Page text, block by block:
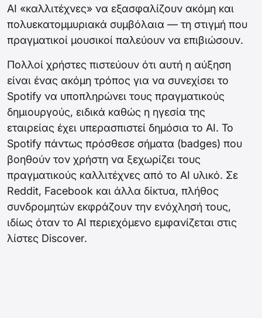
AI «καλλιτέχνες» να εξασφαλίζουν ακόμη και
πολυεκατομμυριακά συμβόλαια — τη στιγμή που
πραγματικοί μουσικοί παλεύουν να επιβιώσουν.
Πολλοί χρήστες πιστεύουν ότι αυτή η αύξηση
είναι ένας ακόμη τρόπος για να συνεχίσει το
Spotify να υποπληρώνει τους πραγματικούς
δημιουργούς, ειδικά καθώς η ηγεσία της
εταιρείας έχει υπερασπιστεί δημόσια το AI. Το
Spotify πάντως πρόσθεσε σήματα (badges) που
βοηθούν τον χρήστη να ξεχωρίζει τους
πραγματικούς καλλιτέχνες από το AI υλικό. Σε
Reddit, Facebook και άλλα δίκτυα, πλήθος
συνδρομητών εκφράζουν την ενόχλησή τους,
ιδίως όταν το AI περιεχόμενο εμφανίζεται στις
λίστες Discover.